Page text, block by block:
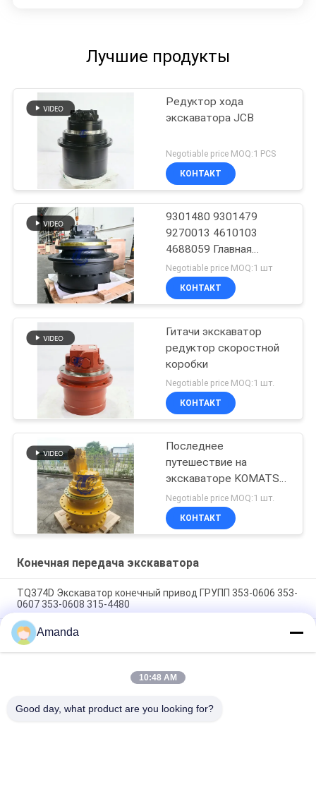
Лучшие продукты
Редуктор хода
экскаватора JCB
Negotiable price MOQ:1 PCS
КОНТАКТ
9301480 9301479
9270013 4610103
4688059 Главная
передача в сборе
Negotiable price MOQ:1 шт
КОНТАКТ
Гитачи экскаватор
редуктор скоростной
коробки
Negotiable price MOQ:1 шт.
КОНТАКТ
Последнее
путешествие на
экскаваторе KOMATSU
WA100-5
Negotiable price MOQ:1 шт.
КОНТАКТ
Конечная передача экскаватора
TQ374D Экскаватор конечный привод ГРУПП 353-0606 353-
0607 353-0608 315-4480
353-0528 333-3036 Экскаватор конечный привод
двигатель гидравлический фит TQ345D TQ349D
Гидравлический конечный двигатель Danfoss BMVT41
может быть адаптирован к 5 ~ 6-тонным ползучим
Amanda
10:48 AM
Good day, what product are you looking for?